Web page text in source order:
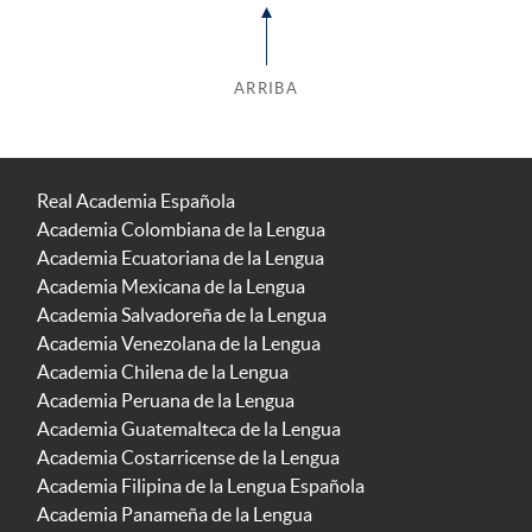
ARRIBA
Real Academia Española
Academia Colombiana de la Lengua
Academia Ecuatoriana de la Lengua
Academia Mexicana de la Lengua
Academia Salvadoreña de la Lengua
Academia Venezolana de la Lengua
Academia Chilena de la Lengua
Academia Peruana de la Lengua
Academia Guatemalteca de la Lengua
Academia Costarricense de la Lengua
Academia Filipina de la Lengua Española
Academia Panameña de la Lengua